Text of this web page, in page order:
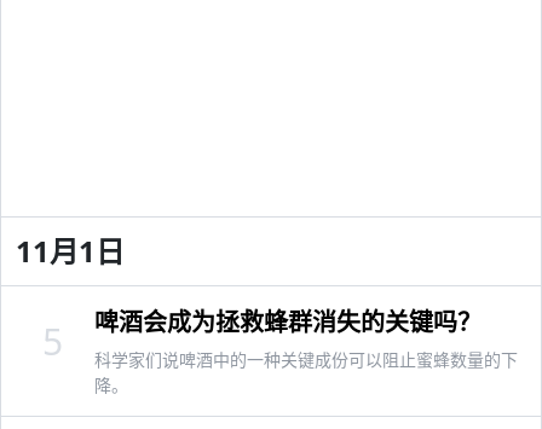
11月1日
啤酒会成为拯救蜂群消失的关键吗？
科学家们说啤酒中的一种关键成份可以阻止蜜蜂数量的下
降。
5